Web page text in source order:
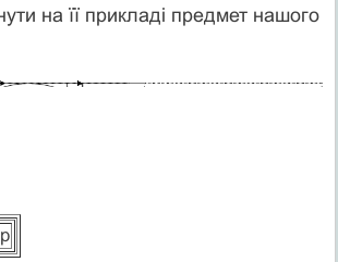
на її прикладі предмет нашого